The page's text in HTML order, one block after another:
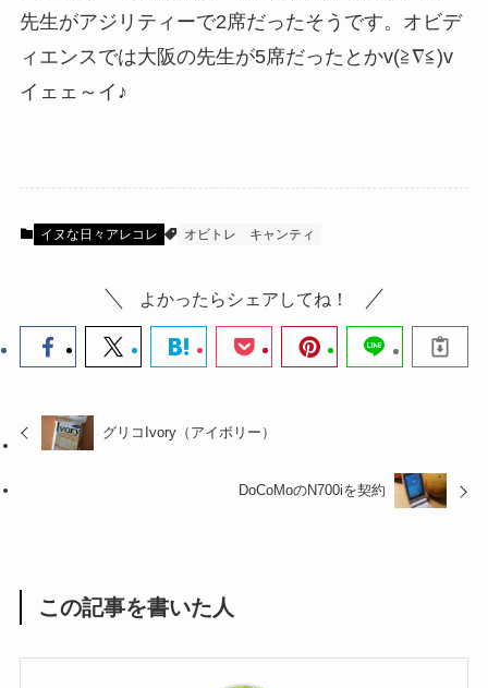
先生がアジリティーで2席だったそうです。オビデ
ィエンスでは大阪の先生が5席だったとかv(≧∇≦)v
イェェ～イ♪
イヌな日々アレコレ オビトレ キャンティ
よかったらシェアしてね！
グリコIvory（アイボリー）
DoCoMoのN700iを契約
この記事を書いた人